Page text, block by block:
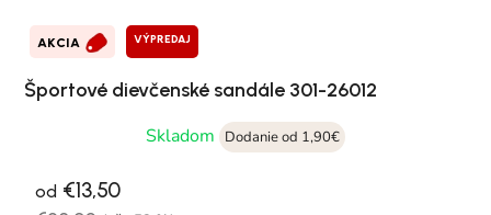
AKCIA VÝPREDAJ
Športové dievčenské sandále 301-26012
Skladom
Dodanie od 1,90€
od €13,50